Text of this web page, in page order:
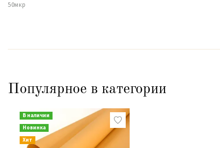
50мкр
Популярное в категории
В наличии
Новинка
Хит